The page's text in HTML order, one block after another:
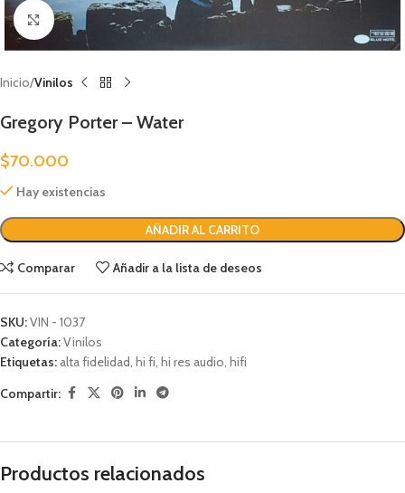
Clic para ampliar
Inicio Vinilos
Gregory Porter – Water
$70.000
Hay existencias
AÑADIR AL CARRITO
Comparar Añadir a la lista de deseos
SKU:VIN - 1037
Categoría:Vinilos
Etiquetas: alta fidelidad, hi fi, hi res audio, hifi
Compartir:
Productos relacionados